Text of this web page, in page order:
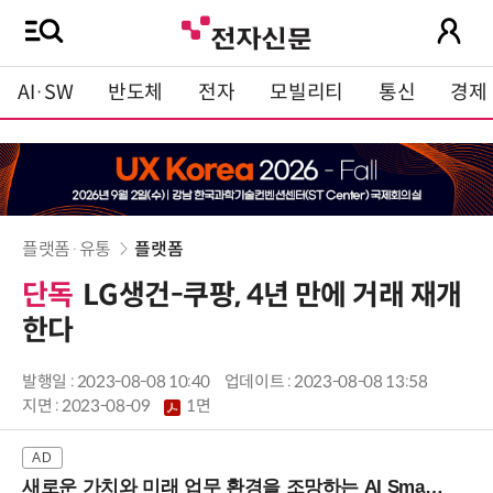
AI·SW 반도체 전자 모빌리티 통신 경제
플랫폼·유통 플랫폼
단독 LG생건-쿠팡, 4년 만에 거래 재개
한다
발행일 : 2023-08-08 10:40
업데이트 : 2023-08-08 13:58
지면 :2023-08-09 1면
새로운 가치와 미래 업무 환경을 조망하는 AI Smart Work Summit 2026 (9/11 코엑스)